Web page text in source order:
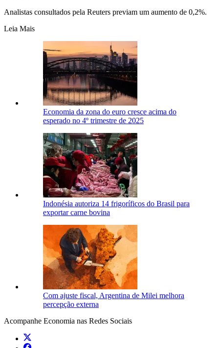
Analistas consultados pela Reuters ⁠previam um ⁠aumento de 0,2%.
Leia Mais
Economia da zona do euro cresce acima do
esperado no 4º trimestre de 2025
Indonésia autoriza 14 frigoríficos do Brasil para
exportar carne bovina
Com ajuste fiscal, Argentina de Milei melhora
percepção externa
Acompanhe Economia nas Redes Sociais